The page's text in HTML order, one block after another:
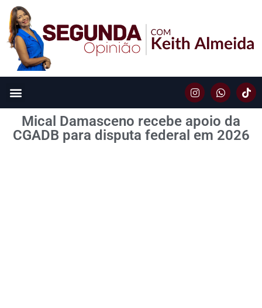
Mical Damasceno recebe apoio da
CGADB para disputa federal em 2026